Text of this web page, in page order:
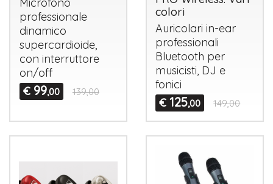
Microfono
professionale
dinamico
supercardioide,
con interruttore
on/off
€ 99,00 139,00
colori
Auricolari in-ear
professionali
Bluetooth per
musicisti, DJ e
fonici
€ 125,00 149,00